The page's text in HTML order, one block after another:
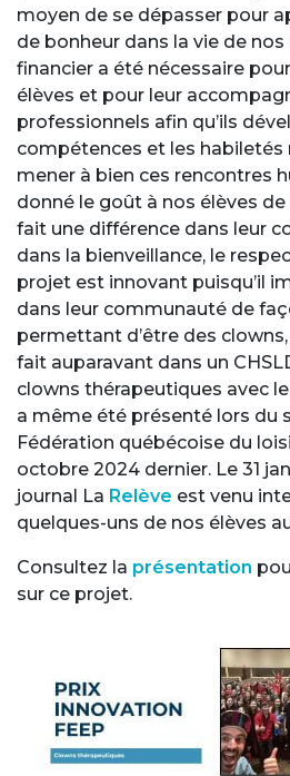
moyen de se dépasser pour
de bonheur dans la vie de
financier a été nécessaire
élèves et pour leur
professionnels afin qu’ils
compétences et les habiletés
mener à bien ces rencontres
donné le goût à nos élèves de
fait une différence dans leur
dans la bienveillance, le
projet est innovant puisqu’il
dans leur communauté de
permettant d’être des
fait auparavant dans un
clowns thérapeutiques avec
a même été présenté lors du
Fédération québécoise du
octobre 2024 dernier. Le 31
journal La Relève est venu
quelques-uns de nos élèves
Consultez la présentation
sur ce projet.